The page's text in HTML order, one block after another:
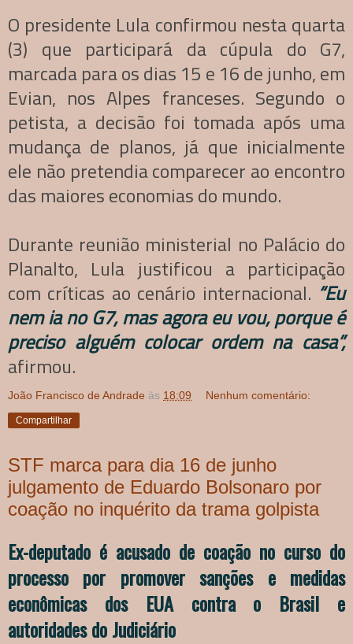
O presidente Lula confirmou nesta quarta
(3) que participará da cúpula do G7,
marcada para os dias 15 e 16 de junho, em
Evian, nos Alpes franceses. Segundo o
petista, a decisão foi tomada após uma
mudança de planos, já que inicialmente
ele não pretendia comparecer ao encontro
das maiores economias do mundo.
Durante reunião ministerial no Palácio do
Planalto, Lula justificou a participação
com críticas ao cenário internacional. “Eu
nem ia no G7, mas agora eu vou, porque é
preciso alguém colocar ordem na casa”,
afirmou.
João Francisco de Andrade às 18:09 Nenhum comentário:
Compartilhar
STF marca para dia 16 de junho
julgamento de Eduardo Bolsonaro por
coação no inquérito da trama golpista
Ex-deputado é acusado de coação no curso do
processo por promover sanções e medidas
econômicas dos EUA contra o Brasil e
autoridades do Judiciário